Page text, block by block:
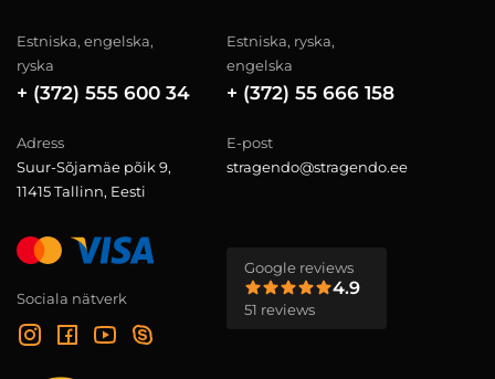
Estniska, engelska,
ryska
+ (372) 555 600 34
Estniska, ryska,
engelska
+ (372) 55 666 158
Adress
Suur-Sõjamäe põik 9,
11415 Tallinn, Eesti
E-post
stragendo@stragendo.ee
Sociala nätverk
Google reviews
4.9
51 reviews